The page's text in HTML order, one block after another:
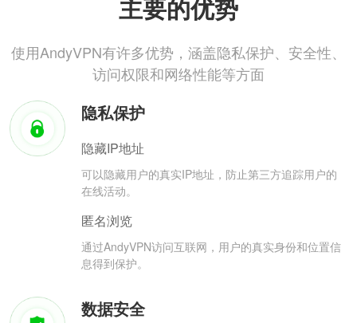
主要的优势
使用AndyVPN有许多优势，涵盖隐私保护、安全性、
访问权限和网络性能等方面
隐私保护
隐藏IP地址
可以隐藏用户的真实IP地址，防止第三方追踪用户的
在线活动。
匿名浏览
通过AndyVPN访问互联网，用户的真实身份和位置信
息得到保护。
数据安全